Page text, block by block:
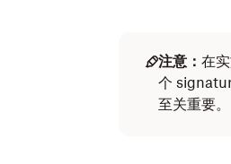
注意： 在
个
至关重要。